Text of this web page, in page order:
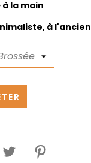
la main
à